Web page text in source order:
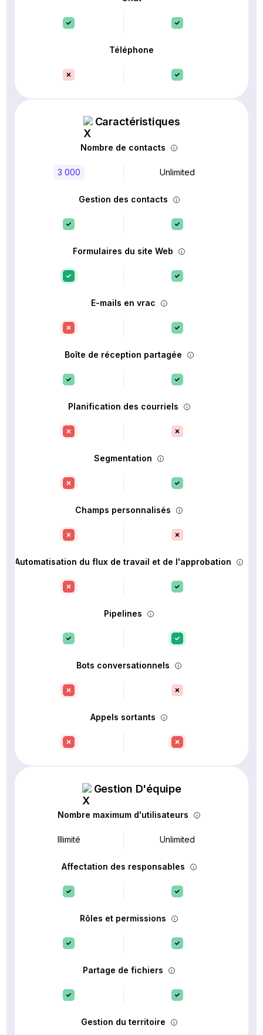
Téléphone
Caractéristiques
Nombre de contacts
3 000 Unlimited
Gestion des contacts
Formulaires du site Web
E-mails en vrac
Boîte de réception partagée
Planification des courriels
Segmentation
Champs personnalisés
Automatisation du flux de travail et de l'approbation
Pipelines
Bots conversationnels
Appels sortants
Gestion D'équipe
Nombre maximum d'utilisateurs
Illimité Unlimited
Affectation des responsables
Rôles et permissions
Partage de fichiers
Gestion du territoire